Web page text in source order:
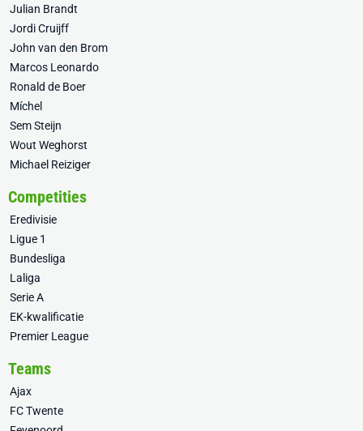
Julian Brandt
Jordi Cruijff
John van den Brom
Marcos Leonardo
Ronald de Boer
Míchel
Sem Steijn
Wout Weghorst
Michael Reiziger
Competities
Eredivisie
Ligue 1
Bundesliga
Laliga
Serie A
EK-kwalificatie
Premier League
Teams
Ajax
FC Twente